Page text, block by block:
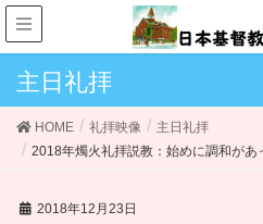
主日礼拝
HOME 礼拝映像
主日礼拝
2018年燭火礼拝説教：始めに調和
2018年12月23日